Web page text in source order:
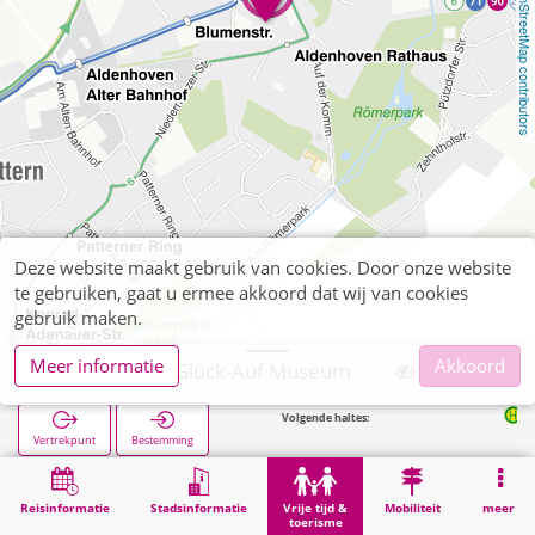
OpenStreetMap contributors
Reisinformatie Stadsinformatie
Vrije tijd &
toerisme
Mobiliteit meer
Aldenhoven, Glück-Auf Museum
Vertrekpunt Bestemming
Volgende haltes: Aldenhoven
Vrije tijd & toerisme Cultuur Aldenhoven, Glück-Auf Museum
Deze website maakt gebruik van cookies. Door onze website
te gebruiken, gaat u ermee akkoord dat wij van cookies
gebruik maken.
Meer informatie
Akkoord